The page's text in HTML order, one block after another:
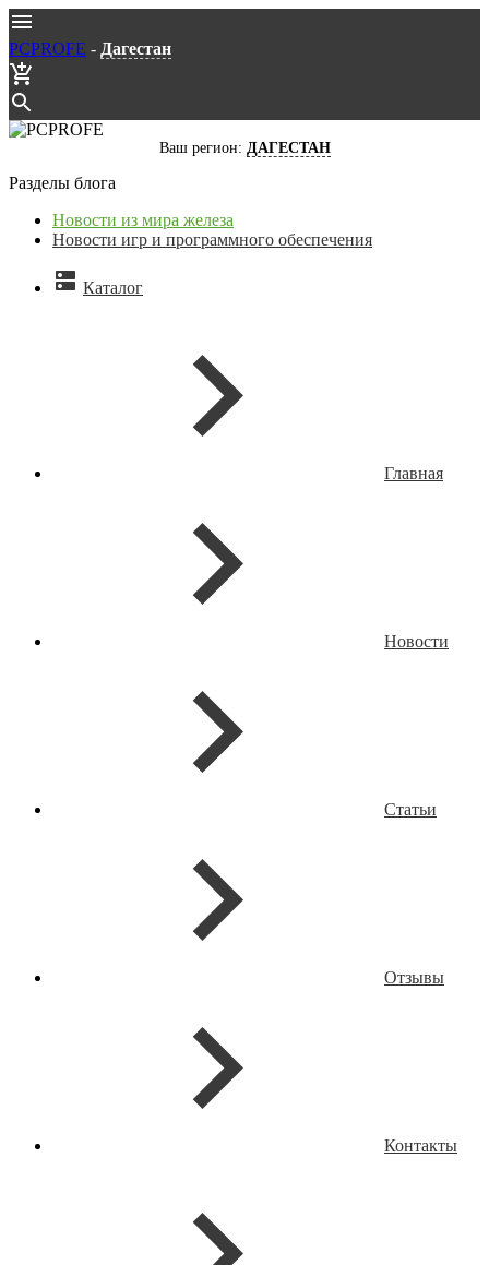
PCPROFE - Дагестан
Ваш регион: ДАГЕСТАН
Разделы блога
Новости из мира железа
Новости игр и программного обеспечения
Каталог
Главная
Новости
Статьи
Отзывы
Контакты